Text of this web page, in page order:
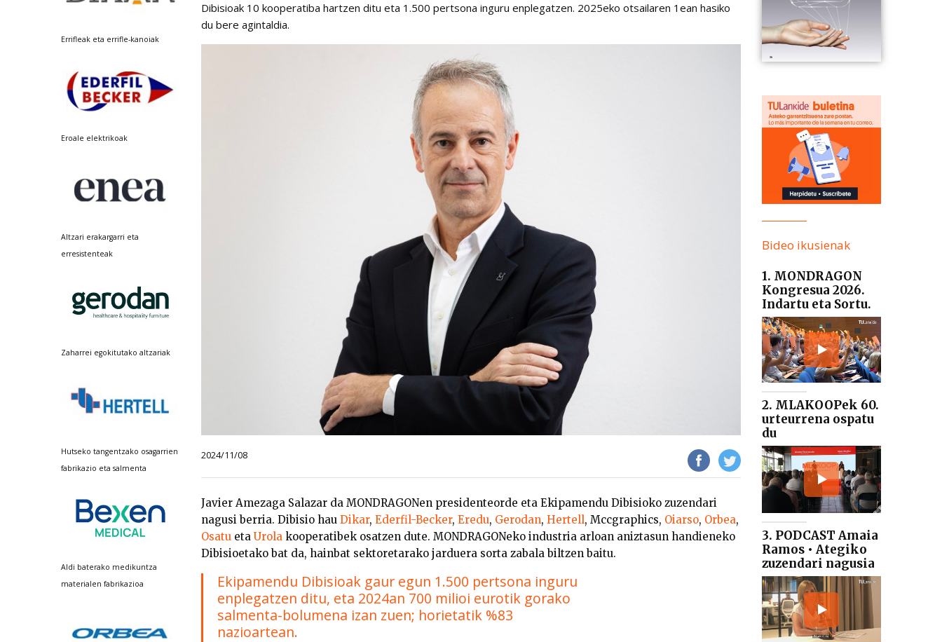
Errifleak eta errifle-kanoiak
Eroale elektrikoak
Altzari erakargarri eta
erresistenteak
Zaharrei egokitutako altzariak
Hutseko tangentzako osagarrien
fabrikazio eta salmenta
Aldi baterako medikuntza
materialen fabrikazioa
Dibisioak 10 kooperatiba hartzen ditu eta 1.500 pertsona inguru enplegatzen. 2025eko otsailaren 1ean hasiko
du bere agintaldia.
2024/11/08
Javier Amezaga Salazar da MONDRAGONen presidenteorde eta Ekipamendu Dibisioko zuzendari
nagusi berria. Dibisio hau Dikar, Ederfil-Becker, Eredu, Gerodan, Hertell, Mccgraphics, Oiarso, Orbea,
Osatu eta Urola kooperatibek osatzen dute. MONDRAGONeko industria arloan aniztasun handieneko
Dibisioetako bat da, hainbat sektoretarako jarduera sorta zabala biltzen baitu.
Ekipamendu Dibisioak gaur egun 1.500 pertsona inguru
enplegatzen ditu, eta 2024an 700 milioi eurotik gorako
salmenta-bolumena izan zuen; horietatik %83
nazioartean.
Bideo ikusienak
1. MONDRAGON
Kongresua 2026.
Indartu eta Sortu.
2. MLAKOOPek 60.
urteurrena ospatu
du
3. PODCAST Amaia
Ramos • Ategiko
zuzendari nagusia